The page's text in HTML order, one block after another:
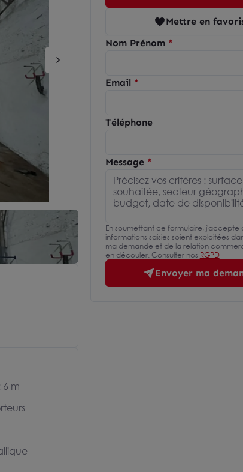
6 m
Mettre en
Nom Prénom
Email
Téléphone
Message
En soumettant ce formulaire, j'accepte
informations saisies soient exploitées
ma demande et de la relation
en découler. Consulter nos RGPD
Envoyer ma